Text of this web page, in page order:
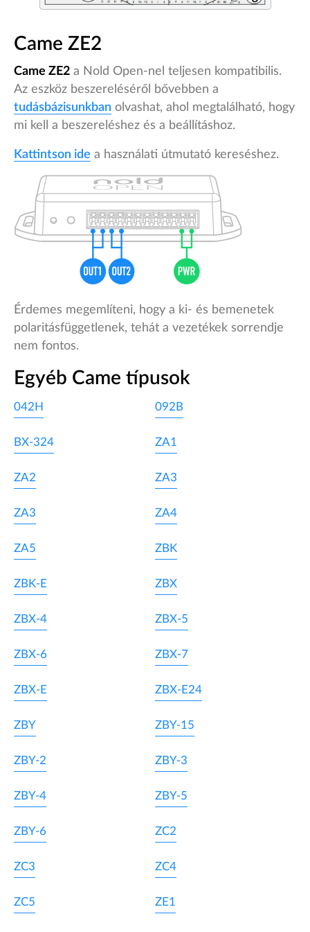
Came ZE2
Came ZE2 a Nold Open-nel teljesen kompatibilis.
Az eszköz beszereléséről bővebben a
tudásbázisunkban olvashat, ahol megtalálható, hogy
mi kell a beszereléshez és a beállításhoz.
Kattintson ide a használati útmutató kereséshez.
Érdemes megemlíteni, hogy a ki- és bemenetek
polaritásfüggetlenek, tehát a vezetékek sorrendje
nem fontos.
Egyéb Came típusok
042H 092B
BX-324 ZA1
ZA2 ZA3
ZA3 ZA4
ZA5 ZBK
ZBK-E ZBX
ZBX-4 ZBX-5
ZBX-6 ZBX-7
ZBX-E ZBX-E24
ZBY ZBY-15
ZBY-2 ZBY-3
ZBY-4 ZBY-5
ZBY-6 ZC2
ZC3 ZC4
ZC5 ZE1